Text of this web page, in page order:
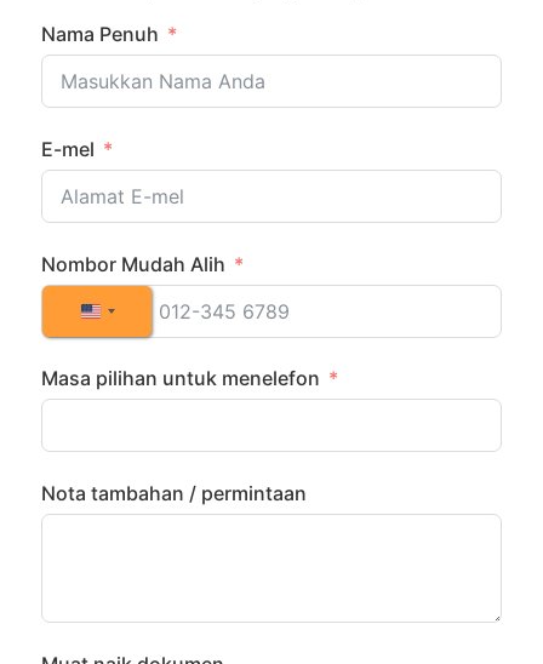
Nama Penuh
E-mel
Nombor Mudah Alih
United States +1
Masa pilihan untuk menelefon
Nota tambahan / permintaan